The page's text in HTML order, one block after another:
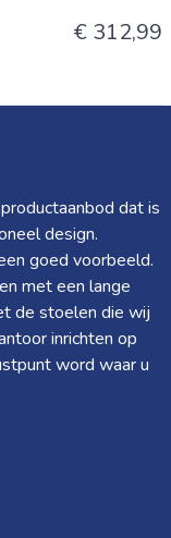
€ 312,99
dat is
design.
goed voorbeeld.
met een lange
de stoelen die wij
inrichten op
word waar u